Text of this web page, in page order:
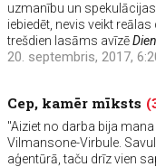
uzmanību un
iebiedēt, nevis veikt
trešdien lasāms avīzē
20. septembris, 2017,
Cep, kamēr mīksts
"Aiziet no darba bija
Vilmansone-Virbule.
aģentūrā, taču drīz vien